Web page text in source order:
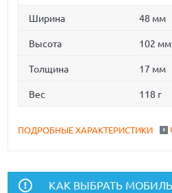
Ширина 48 мм
Высота 102 мм
Толщина 17 мм
Вес 118 г
ПОДРОБНЫЕ ХАРАКТЕРИСТИКИ
КАК ВЫБРАТЬ